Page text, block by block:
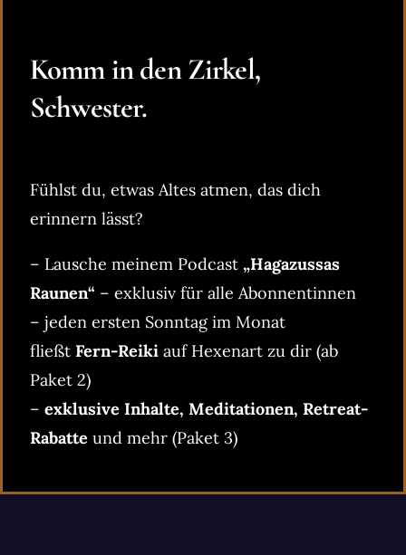
Komm in den Zirkel,
Schwester.
Fühlst du, etwas Altes atmen, das dich
erinnern lässt?
– Lausche meinem Podcast „Hagazussas
Raunen“ – exklusiv für alle Abonnentinnen
– jeden ersten Sonntag im Monat
fließt Fern-Reiki auf Hexenart zu dir (ab
Paket 2)
– exklusive Inhalte, Meditationen, Retreat-
Rabatte und mehr (Paket 3)